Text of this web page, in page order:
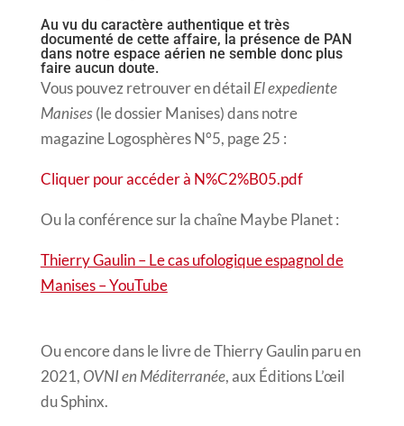
Au vu du caractère authentique et très
documenté de cette affaire, la présence de PAN
dans notre espace aérien ne semble donc plus
faire aucun doute.
Vous pouvez retrouver en détail El expediente
Manises(le dossier Manises) dans notre
magazine Logosphères N°5, page 25 :
Cliquer pour accéder à N%C2%B05.pdf
Ou la conférence sur la chaîne Maybe Planet :
Thierry Gaulin – Le cas ufologique espagnol de
Manises – YouTube
Ou encore dans le livre de Thierry Gaulin paru en
2021, OVNI en Méditerranée, aux Éditions L’œil
du Sphinx.